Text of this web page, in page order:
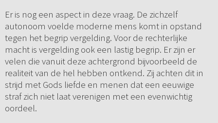
Er is nog een aspect in deze vraag. De zichzelf
autonoom voelde moderne mens komt in opstand
tegen het begrip vergelding. Voor de rechterlijke
macht is vergelding ook een lastig begrip. Er zijn er
velen die vanuit deze achtergrond bijvoorbeeld de
realiteit van de hel hebben ontkend. Zij achten dit in
strijd met Gods liefde en menen dat een eeuwige
straf zich niet laat verenigen met een evenwichtig
oordeel.